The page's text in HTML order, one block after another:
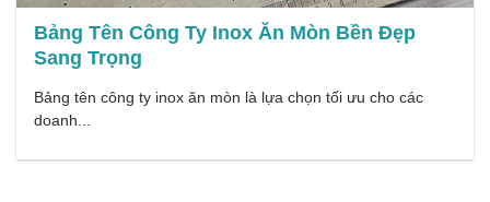
Bảng Tên Công Ty Inox Ăn Mòn Bền Đẹp
Sang Trọng
Bảng tên công ty inox ăn mòn là lựa chọn tối ưu cho các
doanh...